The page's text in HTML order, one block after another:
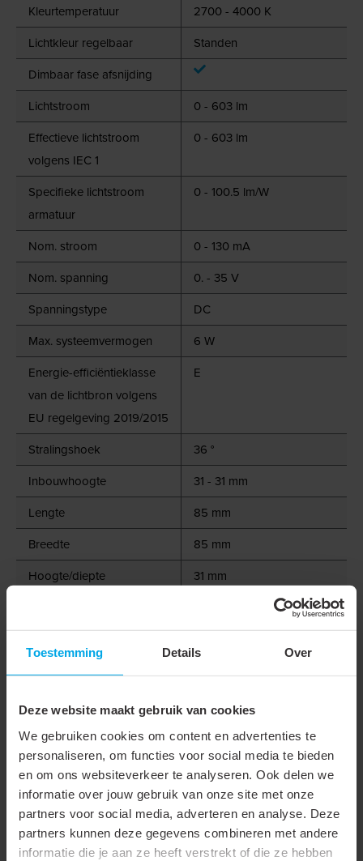
Toestemming Details Over
Deze website maakt gebruik van cookies
We gebruiken cookies om content en advertenties te
personaliseren, om functies voor social media te bieden
en om ons websiteverkeer te analyseren. Ook delen we
informatie over jouw gebruik van onze site met onze
partners voor social media, adverteren en analyse. Deze
partners kunnen deze gegevens combineren met andere
informatie die je aan ze heeft verstrekt of die ze hebben
Kleurtemperatuur
2700 - 4000 K
Lichtkleur regelbaar
Standen
Dimbaar fase afsnijding
Lichtstroom
0 - 603 lm
Effectieve lichtstroom
volgens IEC 1
0 - 603 lm
Specifieke lichtstroom
armatuur
0 - 100.5 lm/W
Nom. stroom
0 - 130 mA
Nom. spanning
0. - 35 V
Spanningstype
DC
Max. systeemvermogen
6 W
Energie-efficiëntieklasse
van de lichtbron volgens
EU regelgeving 2019/2015
E
Stralingshoek
36 °
Inbouwhoogte
31 - 31 mm
Lengte
85 mm
Breedte
85 mm
Hoogte/diepte
31 mm
Inbouwdiameter
Inbouwlengte
68 - 76 mm
Kleur behuizing
Wit
Beschermingsgraad
frontzijde (IP)
IP40
Beschermingsgraad
achterzijde (IP)
IP20